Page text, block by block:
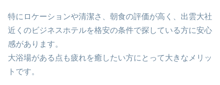
特にロケーションや清潔さ、朝食の評価が高く、出雲大社
近くのビジネスホテルを格安の条件で探している方に安心
感があります。
大浴場がある点も疲れを癒したい方にとって大きなメリッ
トです。